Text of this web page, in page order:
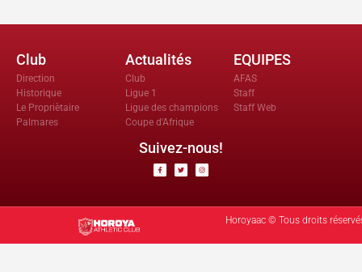
Club
Direction
Historique
Le Propriètaire
Palmares
Actualités
Club
Ligue 1
Ligue des champions
Coupe d'Afrique
EQUIPES
AFAS
Staff
Staff Web
Suivez-nous!
Horoyaac © Tous droits